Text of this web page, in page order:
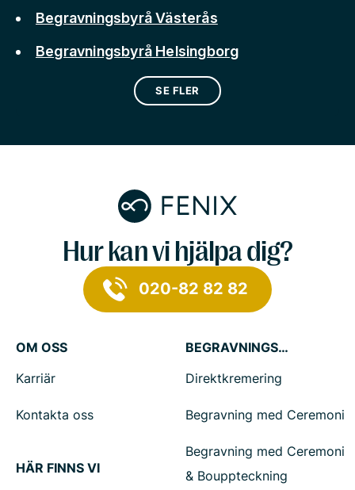
Begravningsbyrå Västerås
Begravningsbyrå Helsingborg
SE FLER
Hur kan vi hjälpa dig?
020-82 82 82
OM OSS
Karriär
Kontakta oss
HÄR FINNS VI
BEGRAVNINGSTJÄNSTER
Direktkremering
Begravning med Ceremoni
Begravning med Ceremoni
& Bouppteckning